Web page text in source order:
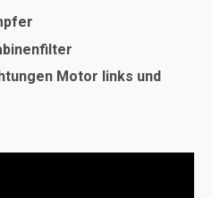
Motor links und